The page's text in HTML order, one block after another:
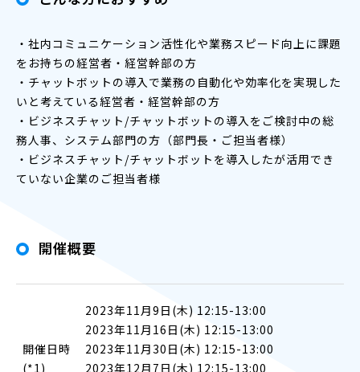
・社内コミュニケーション活性化や業務スピード向上に課題
をお持ちの経営者・経営幹部の方
・チャットボットの導入で業務の自動化や効率化を実現した
いと考えている経営者・経営幹部の方
・ビジネスチャット/チャットボットの導入をご検討中の総
務人事、システム部門の方（部門長・ご担当者様）
・ビジネスチャット/チャットボットを導入したが活用でき
ていない企業のご担当者様
開催概要
開催日時
(*1)
2023年11月9日(木) 12:15-13:00
2023年11月16日(木) 12:15-13:00
2023年11月30日(木) 12:15-13:00
2023年12月7日(木) 12:15-13:00